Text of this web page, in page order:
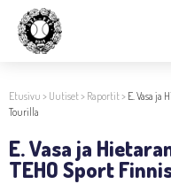
Etusivu > Uutiset> Raportit> E. Vasa
Tourilla
E. Vasa ja
TEHO Sport